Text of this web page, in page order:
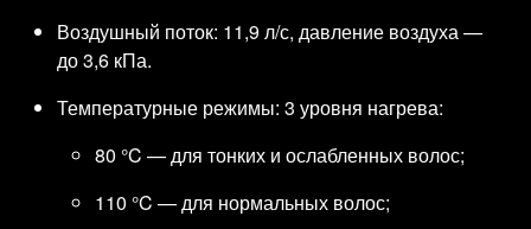
Воздушный поток: 11,9 л/с, давление воздуха —
до 3,6 кПа.
Температурные режимы: 3 уровня нагрева:
80 °C — для тонких и ослабленных волос;
110 °C — для нормальных волос;